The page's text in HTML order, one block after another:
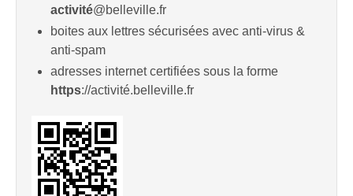
activité@belleville.fr
boites aux lettres sécurisées avec anti-virus &
anti-spam
adresses internet certifiées sous la forme
https://activité.belleville.fr